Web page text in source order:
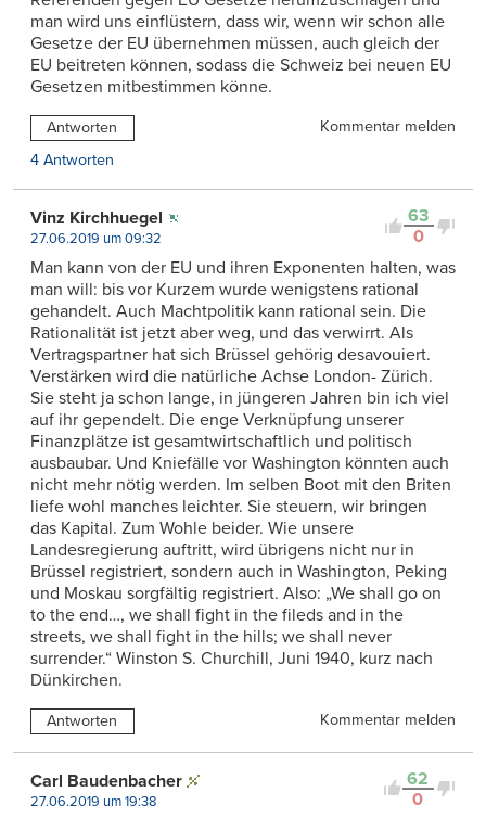
man wird uns einflüstern, dass wir, wenn wir schon alle
Gesetze der EU übernehmen müssen, auch gleich der
EU beitreten können, sodass die Schweiz bei neuen EU
Gesetzen mitbestimmen könne.
Antworten
Kommentar melden
4 Antworten
63
0
Vinz Kirchhuegel
27.06.2019 um 09:32
Man kann von der EU und ihren Exponenten halten, was
man will: bis vor Kurzem wurde wenigstens rational
gehandelt. Auch Machtpolitik kann rational sein. Die
Rationalität ist jetzt aber weg, und das verwirrt. Als
Vertragspartner hat sich Brüssel gehörig desavouiert.
Verstärken wird die natürliche Achse London- Zürich.
Sie steht ja schon lange, in jüngeren Jahren bin ich viel
auf ihr gependelt. Die enge Verknüpfung unserer
Finanzplätze ist gesamtwirtschaftlich und politisch
ausbaubar. Und Kniefälle vor Washington könnten auch
nicht mehr nötig werden. Im selben Boot mit den Briten
liefe wohl manches leichter. Sie steuern, wir bringen
das Kapital. Zum Wohle beider. Wie unsere
Landesregierung auftritt, wird übrigens nicht nur in
Brüssel registriert, sondern auch in Washington, Peking
und Moskau sorgfältig registriert. Also: „We shall go on
to the end…, we shall fight in the fileds and in the
streets, we shall fight in the hills; we shall never
surrender.“ Winston S. Churchill, Juni 1940, kurz nach
Dünkirchen.
Antworten Kommentar melden
62
0
Carl Baudenbacher
27.06.2019 um 19:38